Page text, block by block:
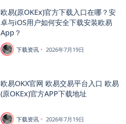
欧易(原OKEx)官方下载入口在哪？安
卓与iOS用户如何安全下载安装欧易
App？
下载资讯 2026年7月19日
欧易OKX官网 欧易交易平台入口 欧易
(原OKEx)官方APP下载地址
下载资讯 2026年7月19日